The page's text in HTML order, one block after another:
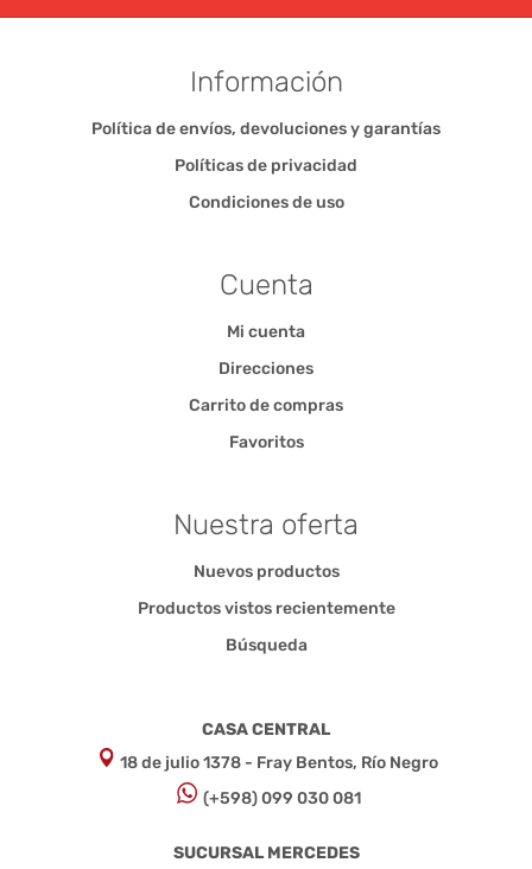
Información
Política de envíos, devoluciones y garantías
Políticas de privacidad
Condiciones de uso
Cuenta
Mi cuenta
Direcciones
Carrito de compras
Favoritos
Nuestra oferta
Nuevos productos
Productos vistos recientemente
Búsqueda
CASA CENTRAL
18 de julio 1378 - Fray Bentos, Río Negro
(+598) 099 030 081
SUCURSAL MERCEDES